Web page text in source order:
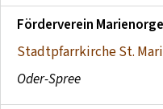
Förderverein
Stadtpfarrkirche St.
Oder-Spree